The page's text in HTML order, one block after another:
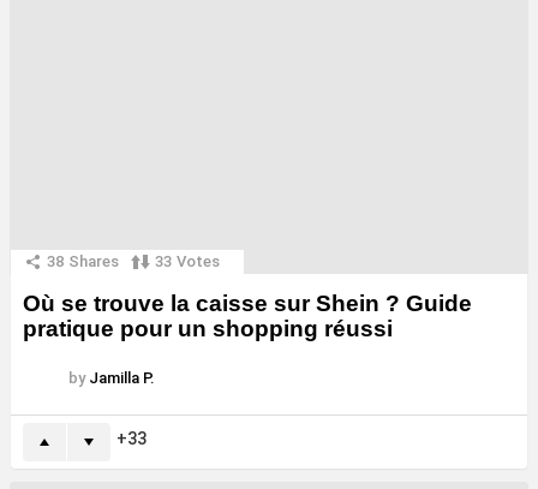
38 Shares 33 Votes
Où se trouve la caisse sur Shein ? Guide
pratique pour un shopping réussi
by Jamilla P.
33